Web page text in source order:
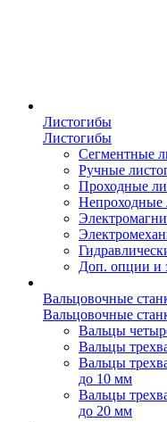
Листогибы
Листогибы
Сегментные
Ручные
Проходные
Непроходные
Доп. опции и
Вальцовочные
Вальцовочные
Вальцы
Вальцы
Вальцы
до 10 мм
Вальцы
до 20 мм